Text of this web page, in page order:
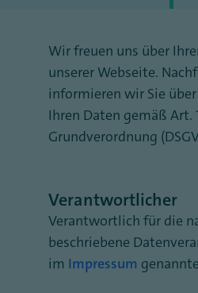
Wir freuen uns über
unserer Webseite.
informieren wir Sie
Ihren Daten gemäß Art.
Grundverordnung
Verantwortlicher
Verantwortlich für die
beschriebene
im Impressum